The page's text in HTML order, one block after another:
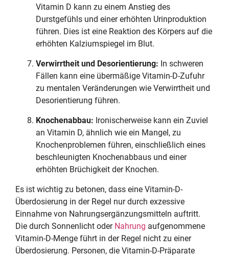
Vitamin D kann zu einem Anstieg des
Durstgefühls und einer erhöhten Urinproduktion
führen. Dies ist eine Reaktion des Körpers auf die
erhöhten Kalziumspiegel im Blut.
Verwirrtheit und Desorientierung: In schweren
Fällen kann eine übermäßige Vitamin-D-Zufuhr
zu mentalen Veränderungen wie Verwirrtheit und
Desorientierung führen.
Knochenabbau: Ironischerweise kann ein Zuviel
an Vitamin D, ähnlich wie ein Mangel, zu
Knochenproblemen führen, einschließlich eines
beschleunigten Knochenabbaus und einer
erhöhten Brüchigkeit der Knochen.
Es ist wichtig zu betonen, dass eine Vitamin-D-
Überdosierung in der Regel nur durch exzessive
Einnahme von Nahrungsergänzungsmitteln auftritt.
Die durch Sonnenlicht oder Nahrung aufgenommene
Vitamin-D-Menge führt in der Regel nicht zu einer
Überdosierung. Personen, die Vitamin-D-Präparate